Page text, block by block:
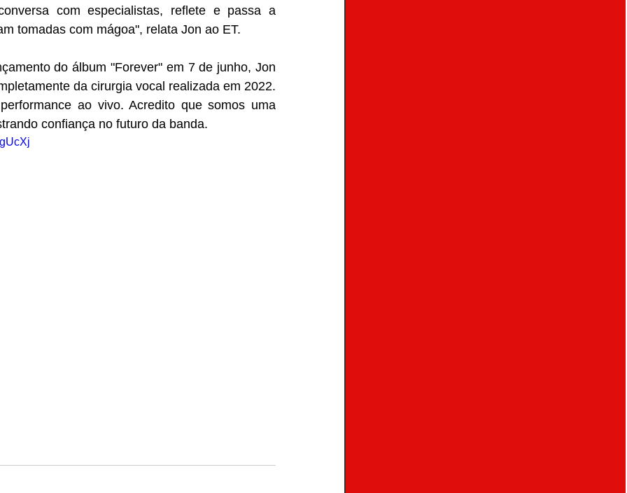
com especialistas, reflete e passa a
tomadas com mágoa", relata Jon ao ET.
do álbum "Forever" em 7 de junho, Jon
da cirurgia vocal realizada em 2022.
ao vivo. Acredito que somos uma
confiança no futuro da banda.